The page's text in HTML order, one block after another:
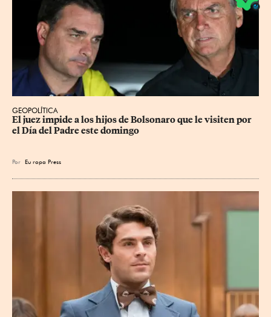
GEOPOLÍTICA
El juez impide a los hijos de Bolsonaro que le visiten por
el Día del Padre este domingo
Por Eu ropa Press